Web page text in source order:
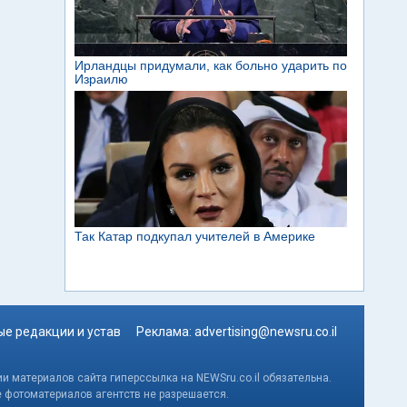
редакции и устав Реклама: advertising@newsru.co.il
сайта гиперссылка на NEWSru.co.il обязательна.
агентств не разрешается.